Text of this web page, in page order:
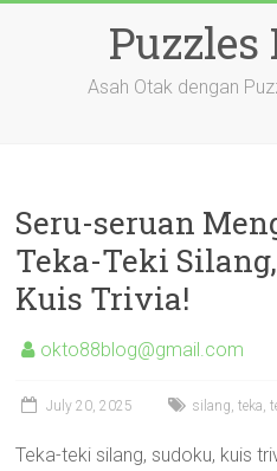
Puzzles
Asah Otak dengan
Seru-seruan
Teka-Teki
Kuis Trivia!
okto88blog@gmail.com
July 20, 2025 silang,teka,
Teka-teki silang, sudoku, kuis